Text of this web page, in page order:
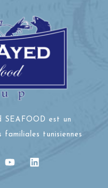
SEAFOOD est un
familiales tunisiennes